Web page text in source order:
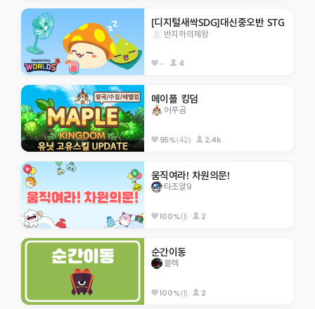
[디지털새싹SDG]대신중오반 STG
반지하의제왕
-- 4
메이플 킹덤
어푸곰
95%(42) 2.4k
움직여라! 차원의문!
타조알9
100%(1) 2
순간이동
블렉
100%(1) 2